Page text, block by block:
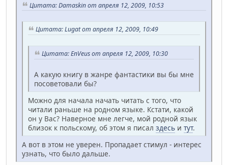
Цитата: Damaskin от апреля 12, 2009, 10:53
Цитата: Lugat от апреля 12, 2009, 10:49
Цитата: EnVeus от апреля 12, 2009, 10:30
А какую книгу в жанре фантастики вы бы мне
посоветовали бы?
Можно для начала начать читать с того, что
читали раньше на родном языке. Кстати, какой
он у Вас? Наверное мне легче, мой родной язык
близок к польскому, об этом я писал здесь и тут.
А вот в этом не уверен. Пропадает стимул - интерес
узнать, что было дальше.